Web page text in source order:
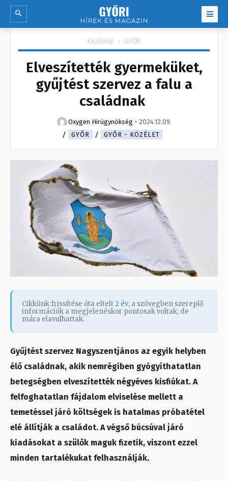
Kezdőlap GYŐR
Elveszítették gyermeküket,
gyűjtést szervez a falu a
családnak
Oxygen Hirügynökség - 2024.12.09.
GYŐR
GYŐR - KÖZÉLET
Cikkünk frissítése óta eltelt2 év, a szövegben szereplő
információk a megjelenéskor pontosak voltak, de
mára elavulhattak.
Gyűjtést szervez Nagyszentjános az egyik helyben
élő családnak, akik nemrégiben gyógyíthatatlan
betegségben elveszítették négyéves kisfiúkat. A
felfoghatatlan fájdalom elviselése mellett a
temetéssel járó költségek is hatalmas próbatétel
elé állítják a családot. A végső búcsúval járó
kiadásokat a szülők maguk fizetik, viszont ezzel
minden tartalékukat felhasználják.